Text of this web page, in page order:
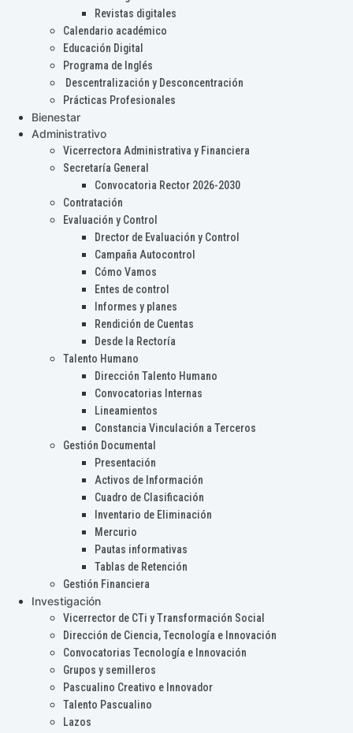
Revistas digitales
Calendario académico
Educación Digital
Programa de Inglés
Descentralización y Desconcentración
Prácticas Profesionales
Bienestar
Administrativo
Vicerrectora Administrativa y Financiera
Secretaría General
Convocatoria Rector 2026-2030
Contratación
Evaluación y Control
Drector de Evaluación y Control
Campaña Autocontrol
Cómo Vamos
Entes de control
Informes y planes
Rendición de Cuentas
Desde la Rectoría
Talento Humano
Dirección Talento Humano
Convocatorias Internas
Lineamientos
Constancia Vinculación a Terceros
Gestión Documental
Presentación
Activos de Información
Cuadro de Clasificación
Inventario de Eliminación
Mercurio
Pautas informativas
Tablas de Retención
Gestión Financiera
Investigación
Vicerrector de CTi y Transformación Social
Dirección de Ciencia, Tecnología e Innovación
Convocatorias Tecnología e Innovación
Grupos y semilleros
Pascualino Creativo e Innovador
Talento Pascualino
Lazos